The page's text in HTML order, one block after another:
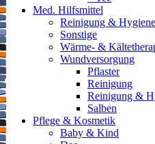
Med. Hilfsmittel
Reinigung & Hygiene
Sonstige
Wärme- &
Wundversorgung
Pflaster
Reinigung
Reinigung &
Salben
Pflege & Kosmetik
Baby & Kind